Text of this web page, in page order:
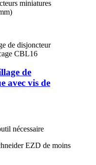
miniatures
de
avec vis de
nécessaire
EZD de moins